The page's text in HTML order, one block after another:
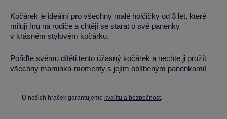
Kočárek je ideální pro všechny malé holčičky od 3 let, které
milují hru na rodiče a chtějí se starat o své panenky
v krásném stylovém kočárku.
Pořiďte svému dítěti tento úžasný kočárek a nechte ji prožít
všechny maminka-momenty s jejím oblíbeným panenkami!
U našich hraček garantujeme kvalitu a bezpečnost.